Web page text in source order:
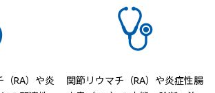
（RA）や炎
関節リウマチ（RA）や炎症性腸